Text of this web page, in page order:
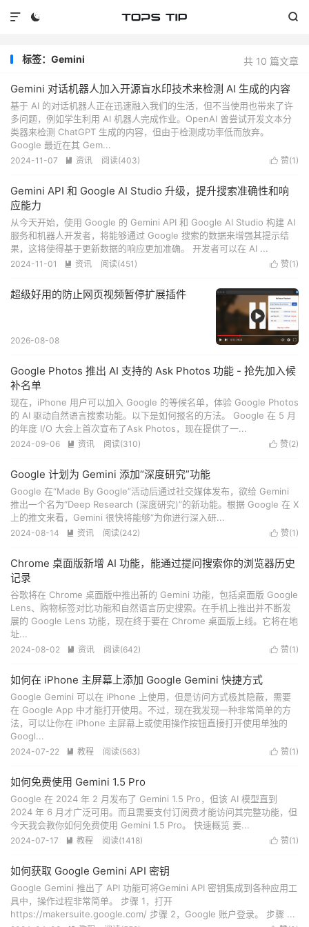
 

共 10 篇文章
标签：Gemini
Gemini 对话机器人加入开源盲水印技术来检测 AI 生成的内容
基于 AI 的对话机器人正在迅速融入我们的生活，但不当使用也带来了许
多问题，例如学生利用 AI 机器人完成作业。OpenAI 曾尝试开发文本分
类器来检测 ChatGPT 生成的内容，但由于检测成功率低而放弃。
Google 最近在其 Gem...
 赞(1 )
2024-11-07  资讯 阅读(403)
Gemini API 和 Google AI Studio 升级，提升搜索准确性和响
应能力
从今天开始，使用 Google 的 Gemini API 和 Google AI Studio 构建 AI
服务和机器人开发者，将能够通过 Google 搜索的数据来增强其提示结
果，这将使得基于更新数据的响应更加准确。 开发者可以在 AI ...
 赞(1 )
2024-11-01  资讯 阅读(451 )
超级好用的防止网页视频暂停扩展插件
2026-08-08
Google Photos 推出 AI 支持的 Ask Photos 功能 - 抢先加入候
补名单
现在，iPhone 用户可以加入 Google 的等候名单，体验 Google Photos
的 AI 驱动自然语言搜索功能。以下是如何报名的方法。 Google 在 5 月
的年度 I/O 大会上首次宣布了Ask Photos，现在提供了一...
 赞(2)
2024-09-06  资讯 阅读(310)
Google 计划为 Gemini 添加“深度研究”功能
Google 在“Made By Google”活动后通过社交媒体发布，欲给 Gemini
推出一个名为“Deep Research (深度研究)”的新功能。根据 Google 在 X
上的推文来看，Gemini 很快将能够“为你进行深入研...
 赞(1 )
2024-08-14  资讯 阅读(242)
Chrome 桌面版新增 AI 功能，能通过提问搜索你的浏览器历史
记录
谷歌将在 Chrome 桌面版中推出新的 Gemini 功能，包括桌面版 Google
Lens、购物标签对比功能和自然语言历史搜索。在手机上推出并不断发
展的 Google Lens 功能，现在终于要在 Chrome 桌面版上线。它将在地
址...
 赞(1 )
2024-08-02  资讯 阅读(642)
如何在 iPhone 主屏幕上添加 Google Gemini 快捷方式
Google Gemini 可以在 iPhone 上使用，但是访问方式极其隐蔽，需要
在 Google App 中才能打开使用。不过，现在我发现一种非常简单的方
法，可以让你在 iPhone 主屏幕上或使用操作按钮直接打开使用单独的
Googl...
 赞(1 )
2024-07-22  教程 阅读(563)
如何免费使用 Gemini 1.5 Pro
Google 在 2024 年 2 月发布了 Gemini 1.5 Pro，但该 AI 模型直到
2024 年 6 月才广泛可用。而且需要支付订阅费才能访问其完整功能，但
今天我会教你如何免费使用 Gemini 1.5 Pro。 快速概览 要...
 赞(1 )
2024-07-17  教程 阅读(1418)
如何获取 Google Gemini API 密钥
Google Gemini 推出了 API 功能可将Gemini API 密钥集成到各种应用工
具中，操作过程非常简单。 步骤 1，打开
https://makersuite.google.com/ 步骤 2，Google 账户登录。 步骤 ...